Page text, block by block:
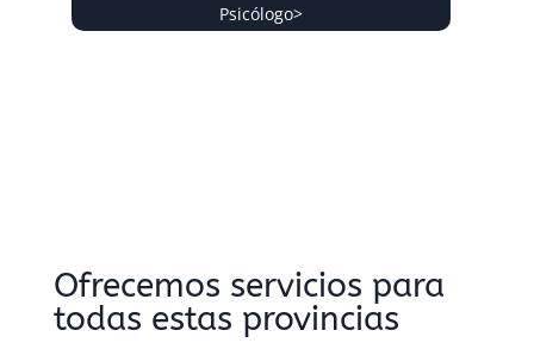
Psicólogo>
Ofrecemos servicios para
todas estas provincias